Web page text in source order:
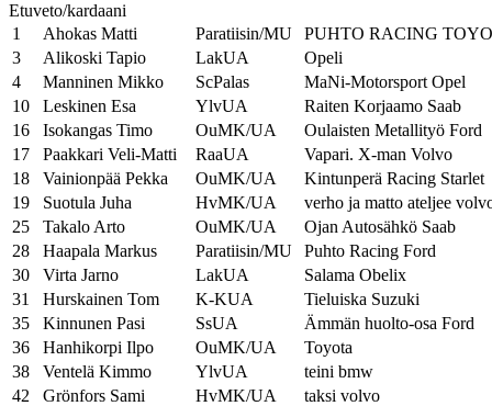
Etuveto/kardaani
1
Ahokas Matti Paratiisin/MU
PUHTO RACING
3
Alikoski Tapio LakUA
Opeli
4
Manninen Mikko ScPalas
MaNi-Motorsport Opel
10
Leskinen Esa YlvUA
Raiten Korjaamo Saab
16
Isokangas Timo OuMK/UA
Oulaisten Metallityö Ford
17
Paakkari Veli-Matti RaaUA
Vapari. X-man Volvo
18
Vainionpää Pekka OuMK/UA
Kintunperä Racing Starlet
19
Suotula Juha HvMK/UA
verho ja matto ateljee
25
Takalo Arto OuMK/UA
Ojan Autosähkö Saab
28
Haapala Markus Paratiisin/MU
Puhto Racing Ford
30
Virta Jarno LakUA
Salama Obelix
31
Hurskainen Tom K-KUA
Tieluiska Suzuki
35
Kinnunen Pasi SsUA
Ämmän huolto-osa Ford
36
Hanhikorpi Ilpo OuMK/UA
Toyota
38
Ventelä Kimmo YlvUA
teini bmw
42
Grönfors Sami HvMK/UA
taksi volvo